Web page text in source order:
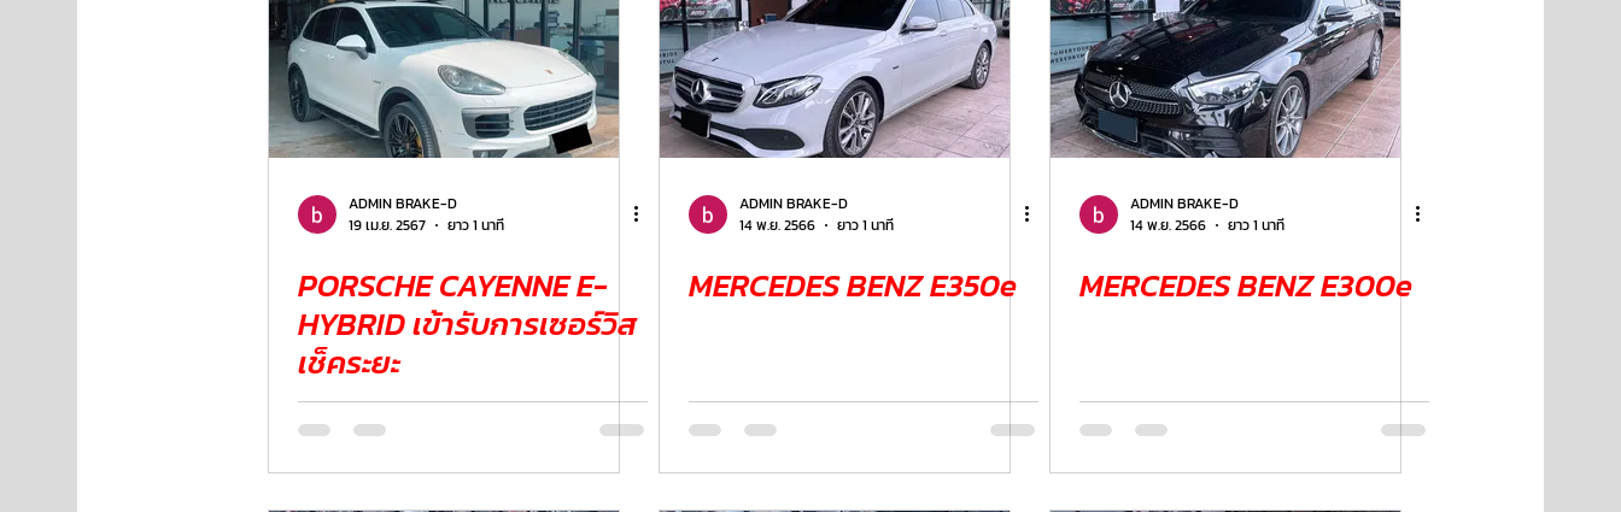
ADMIN BRAKE-D
19 เม.ย. 2567
ยาว 1 นาที
PORSCHE CAYENNE E-
HYBRID เข้ารับการเซอร์วิส
เช็คระยะ
ADMIN BRAKE-D
14 พ.ย. 2566
ยาว 1 นาที
MERCEDES BENZ E350e
ADMIN BRAKE-D
14 พ.ย. 2566
ยาว 1 นาที
MERCEDES BENZ E300e